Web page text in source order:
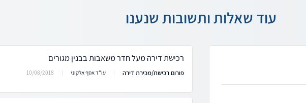
עוד שאלות ותשובות שנענו
רכישת דירה מעל חדר משאבות בבנין מגורים
פורום רכישת/מכירת דירה עו"ד אסף אלקוני 10/08/2018